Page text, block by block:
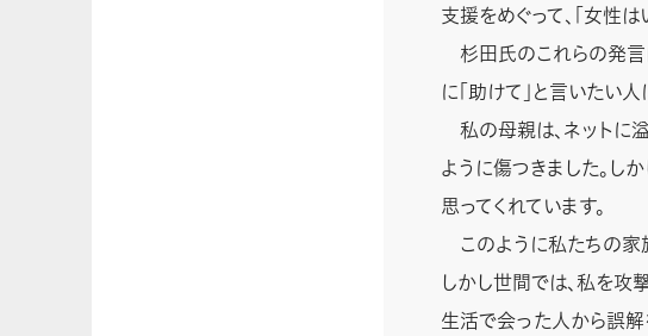
支援をめぐって、「女性
杉田氏のこれらの発言
に「助けて」と言いたい
私の母親は、ネットに
ように傷つきました。し
思ってくれています。
このように私たちの家
しかし世間では、私を攻
生活で会った人から誤解